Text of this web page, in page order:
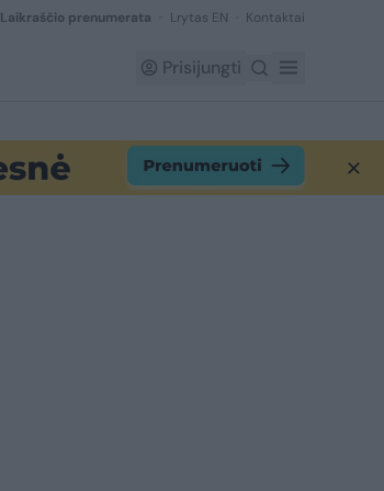
Laikraščio prenumerata Lrytas EN Kontaktai
Prisijungti